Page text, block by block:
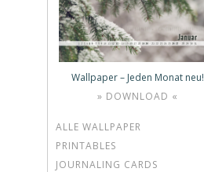
Wallpaper – Jeden Monat neu!
» DOWNLOAD «
ALLE WALLPAPER
PRINTABLES
JOURNALING CARDS